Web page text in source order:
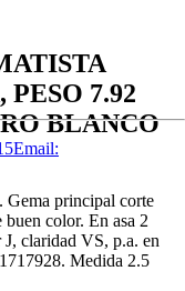
Email:
7.92
BLANCO
Gema principal corte
buen color. En asa 2
claridad VS, p.a. en
Medida 2.5